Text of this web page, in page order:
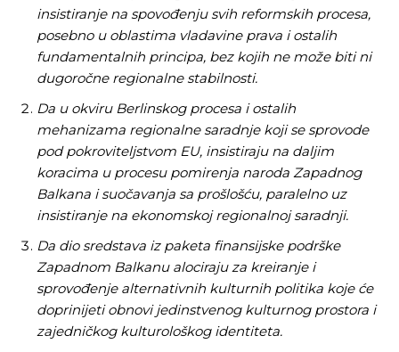
insistiranje na spovođenju svih reformskih procesa,
posebno u oblastima vladavine prava i ostalih
fundamentalnih principa, bez kojih ne može biti ni
dugoročne regionalne stabilnosti.
Da u okviru Berlinskog procesa i ostalih
mehanizama regionalne saradnje koji se sprovode
pod pokroviteljstvom EU, insistiraju na daljim
koracima u procesu pomirenja naroda Zapadnog
Balkana i suočavanja sa prošlošću, paralelno uz
insistiranje na ekonomskoj regionalnoj saradnji.
Da dio sredstava iz paketa finansijske podrške
Zapadnom Balkanu alociraju za kreiranje i
sprovođenje alternativnih kulturnih politika koje će
doprinijeti obnovi jedinstvenog kulturnog prostora i
zajedničkog kulturološkog identiteta.